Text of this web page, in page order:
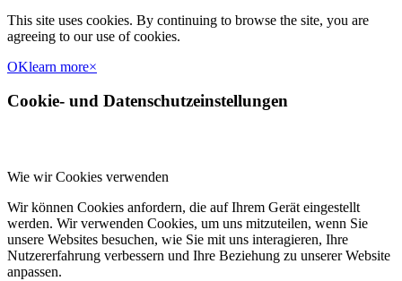
This site uses cookies. By continuing to browse the site, you are
agreeing to our use of cookies.
OKlearn more×
Cookie- und Datenschutzeinstellungen
Wie wir Cookies verwenden
Wir können Cookies anfordern, die auf Ihrem Gerät eingestellt
werden. Wir verwenden Cookies, um uns mitzuteilen, wenn Sie
unsere Websites besuchen, wie Sie mit uns interagieren, Ihre
Nutzererfahrung verbessern und Ihre Beziehung zu unserer Website
anpassen.